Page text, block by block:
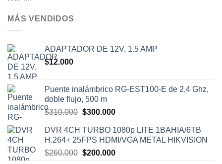
MÁS VENDIDOS
ADAPTADOR DE 12V, 1.5 AMP
$12.000
Puente inalámbrico RG-EST100-E de 2,4 Ghz,
doble flujo, 500 m
$310.000 El
original
era:
$310.000.
$300.000El
actual
es:
$300.000.
DVR 4CH TURBO 1080p LITE 1BAHIA/6TB
H.264+ 25FPS HDMI/VGA METAL HIKVISION
$260.000 El
$200.000El